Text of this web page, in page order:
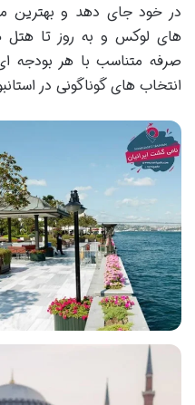
در خود جای دهد و بهترین
‌های لوکس و به روز تا هتل‌
صرفه متناسب با هر بودجه
انتخاب های گوناگونی در